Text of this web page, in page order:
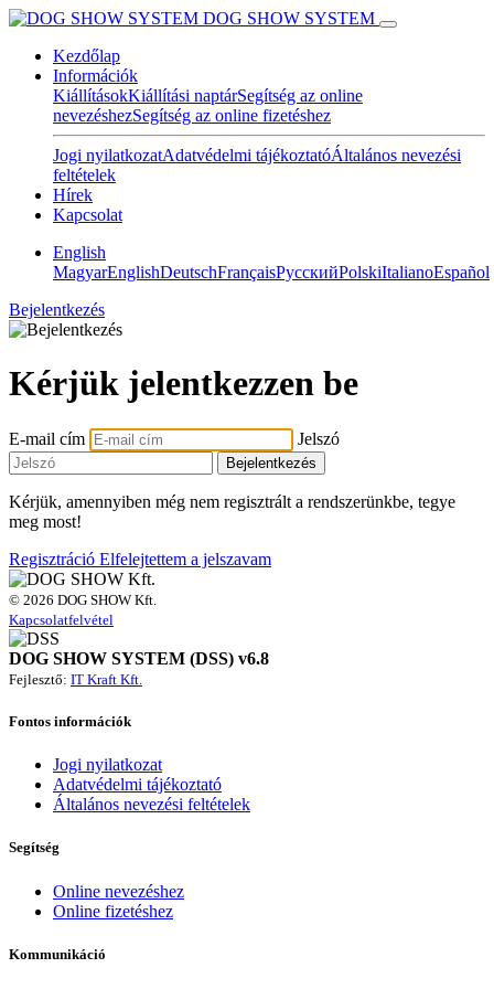
DOG SHOW SYSTEM
Kezdőlap
Információk
KiállításokKiállítási naptárSegítség az online
nevezéshezSegítség az online fizetéshez
Jogi nyilatkozatAdatvédelmi tájékoztatóÁltalános nevezési
feltételek
Hírek
Kapcsolat
English
MagyarEnglishDeutschFrançaisPусскийPolskiItalianoEspañol
Bejelentkezés
Kérjük jelentkezzen be
E-mail cím Jelszó
Kérjük, amennyiben még nem regisztrált a rendszerünkbe, tegye
meg most!
Regisztráció Elfelejtettem a jelszavam
© 2026 DOG SHOW Kft.
Kapcsolatfelvétel
DOG SHOW SYSTEM (DSS) v6.8
Fejlesztő: IT Kraft Kft.
Fontos információk
Jogi nyilatkozat
Adatvédelmi tájékoztató
Általános nevezési feltételek
Segítség
Online nevezéshez
Online fizetéshez
Kommunikáció